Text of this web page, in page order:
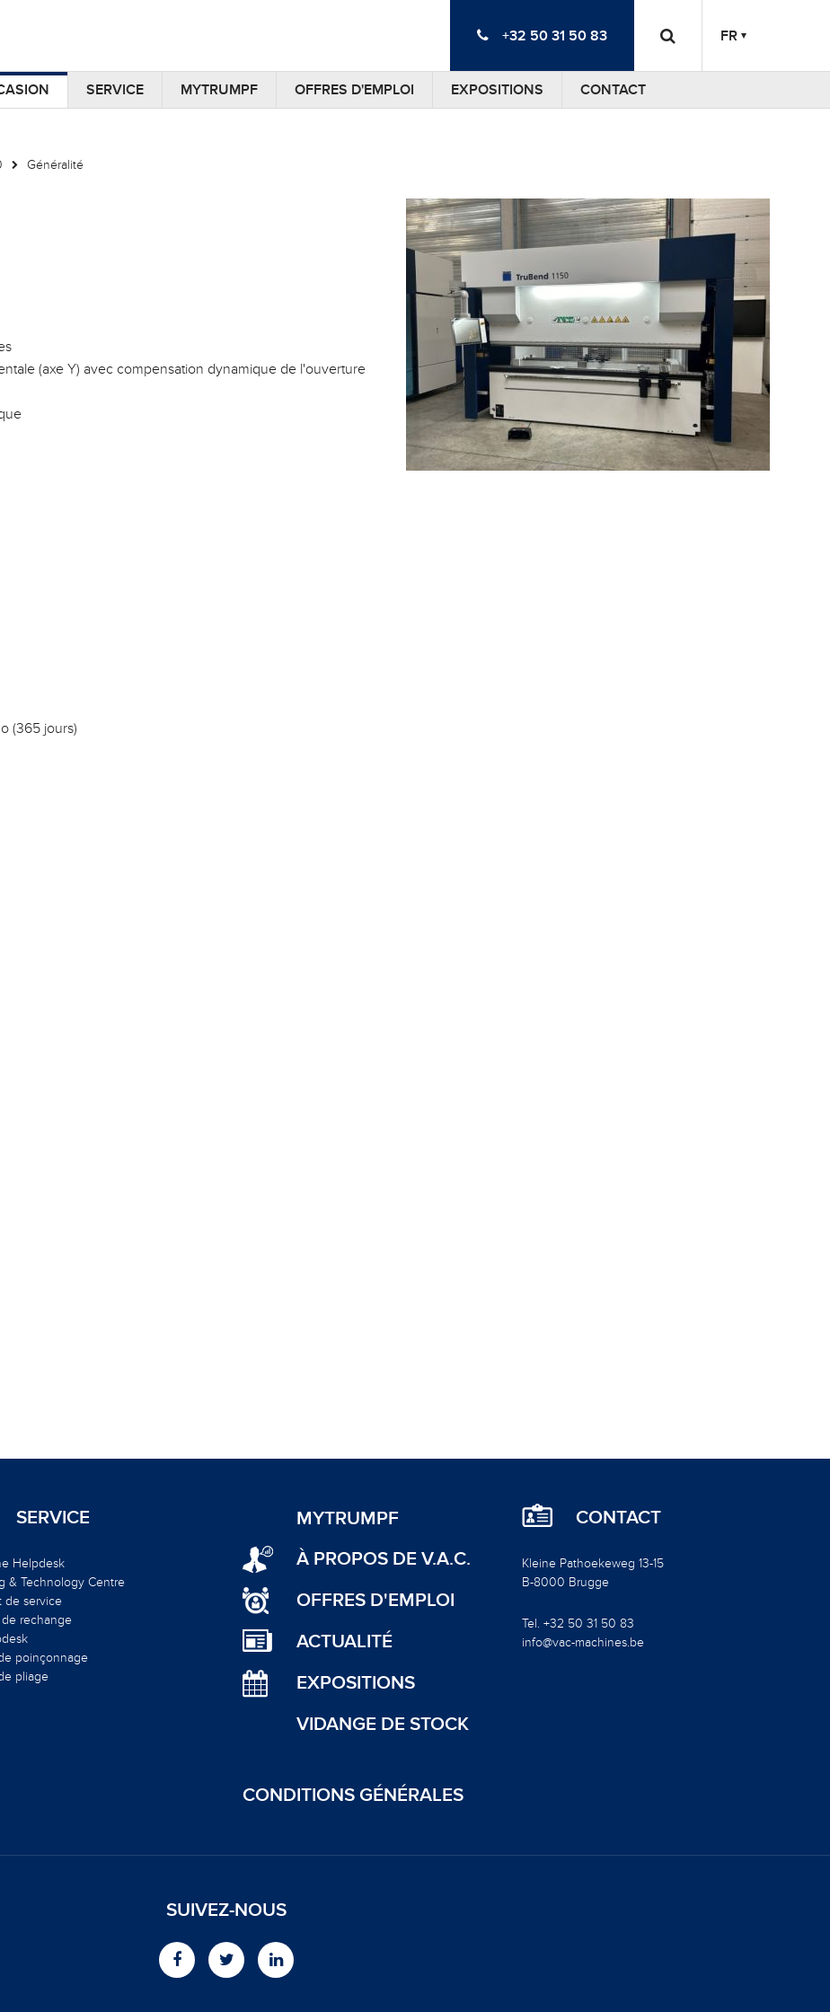
+32 50 31 50 83 FR
SERVICE MYTRUMPF OFFRES D'EMPLOI EXPOSITIONS CONTACT
Généralité
(axe Y) avec compensation dynamique de l'ouverture
(365 jours)
SERVICE
Helpdesk
& Technology Centre
de service
de rechange
poinçonnage
pliage
MYTRUMPF
À PROPOS DE V.A.C.
OFFRES D'EMPLOI
ACTUALITÉ
EXPOSITIONS
VIDANGE DE STOCK
CONDITIONS GÉNÉRALES
CONTACT
Kleine Pathoekeweg 13-15
B-8000 Brugge
Tel. +32 50 31 50 83
info@vac-machines.be
SUIVEZ-NOUS
FacebookTwitterLinkedIn